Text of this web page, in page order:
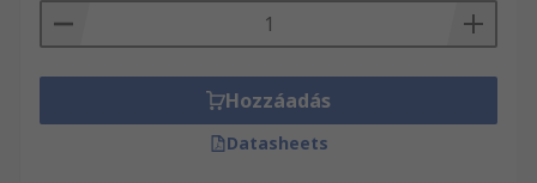
Hozzáadás
Datasheets